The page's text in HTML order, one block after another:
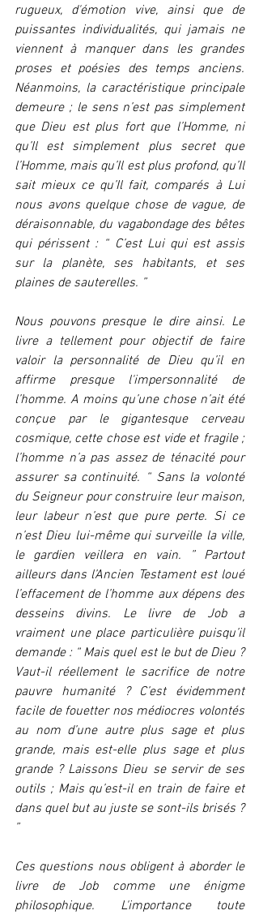
rugueux, d'émotion vive, ainsi que de
puissantes individualités, qui jamais ne
viennent à manquer dans les grandes
proses et poésies des temps anciens.
Néanmoins, la caractéristique principale
demeure ; le sens n’est pas simplement
que Dieu est plus fort que l’Homme, ni
qu’Il est simplement plus secret que
l’Homme, mais qu’Il est plus profond, qu’Il
sait mieux ce qu’Il fait, comparés à Lui
nous avons quelque chose de vague, de
déraisonnable, du vagabondage des bêtes
qui périssent : “ C’est Lui qui est assis
sur la planète, ses habitants, et ses
plaines de sauterelles. ”
Nous pouvons presque le dire ainsi. Le
livre a tellement pour objectif de faire
valoir la personnalité de Dieu qu’il en
affirme presque l'impersonnalité de
l’homme. A moins qu’une chose n’ait été
conçue par le gigantesque cerveau
cosmique, cette chose est vide et fragile ;
l’homme n’a pas assez de ténacité pour
assurer sa continuité. “ Sans la volonté
du Seigneur pour construire leur maison,
leur labeur n’est que pure perte. Si ce
n’est Dieu lui-même qui surveille la ville,
le gardien veillera en vain. ” Partout
ailleurs dans l’Ancien Testament est loué
l’effacement de l’homme aux dépens des
desseins divins. Le livre de Job a
vraiment une place particulière puisqu’il
demande : “ Mais quel est le but de Dieu ?
Vaut-il réellement le sacrifice de notre
pauvre humanité ? C’est évidemment
facile de fouetter nos médiocres volontés
au nom d’une autre plus sage et plus
grande, mais est-elle plus sage et plus
grande ? Laissons Dieu se servir de ses
outils ; Mais qu’est-il en train de faire et
dans quel but au juste se sont-ils brisés ?
”
Ces questions nous obligent à aborder le
livre de Job comme une énigme
philosophique. L'importance toute